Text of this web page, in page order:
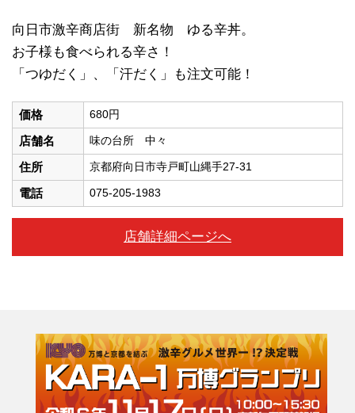
向日市激辛商店街 新名物 ゆる辛丼。
お子様も食べられる辛さ！
「つゆだく」、「汗だく」も注文可能！
価格 680円
店舗名 味の台所 中々
住所 京都府向日市寺戸町山縄手27-31
電話 075-205-1983
店舗詳細ページへ